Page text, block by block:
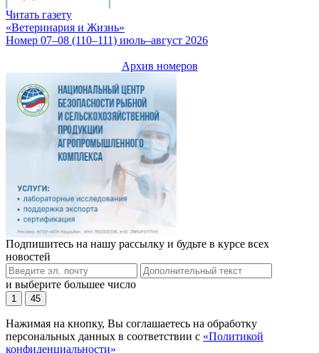
Читать газету
«Ветеринария и Жизнь»
Номер 07–08 (110–111) июль–август 2026
Архив номеров
Подпишитесь на нашу рассылку и будьте в курсе всех
новостей
и выберите большее число
1 45
Нажимая на кнопку, Вы соглашаетесь на обработку
персональных данных в соответствии с «Политикой
конфиденциальности»